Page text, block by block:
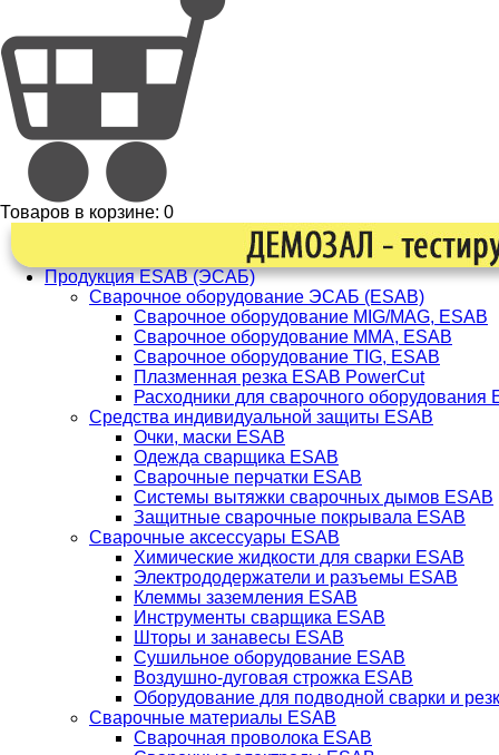
Товаров в корзине: 0
Продукция ESAB (ЭСАБ)
Сварочное оборудование ЭСАБ (ESAB)
Сварочное оборудование MIG/MAG, ESAB
Сварочное оборудование ММА, ESAB
Сварочное оборудование TIG, ESAB
Плазменная резка ESAB PowerCut
Расходники для сварочного оборудования
Средства индивидуальной защиты ESAB
Очки, маски ESAB
Одежда сварщика ESAB
Сварочные перчатки ESAB
Системы вытяжки сварочных дымов ESAB
Защитные сварочные покрывала ESAB
Сварочные аксессуары ESAB
Химические жидкости для сварки ESAB
Электрододержатели и разъемы ESAB
Клеммы заземления ESAB
Инструменты сварщика ESAB
Шторы и занавесы ESAB
Сушильное оборудование ESAB
Воздушно-дуговая строжка ESAB
Оборудование для подводной сварки и
Сварочные материалы ESAB
Сварочная проволока ESAB